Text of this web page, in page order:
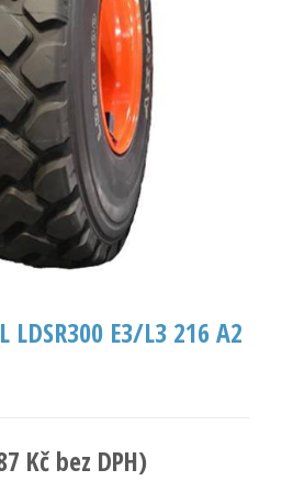
LDSR300 E3/L3 216 A2
Kč bez DPH)